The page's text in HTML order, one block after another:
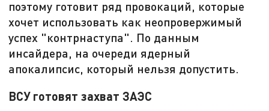
поэтому готовит ряд провокаций, которые
хочет использовать как неопровержимый
успех "контрнаступа". По данным
инсайдера, на очереди ядерный
апокалипсис, который нельзя допустить.
ВСУ готовят захват ЗАЭС